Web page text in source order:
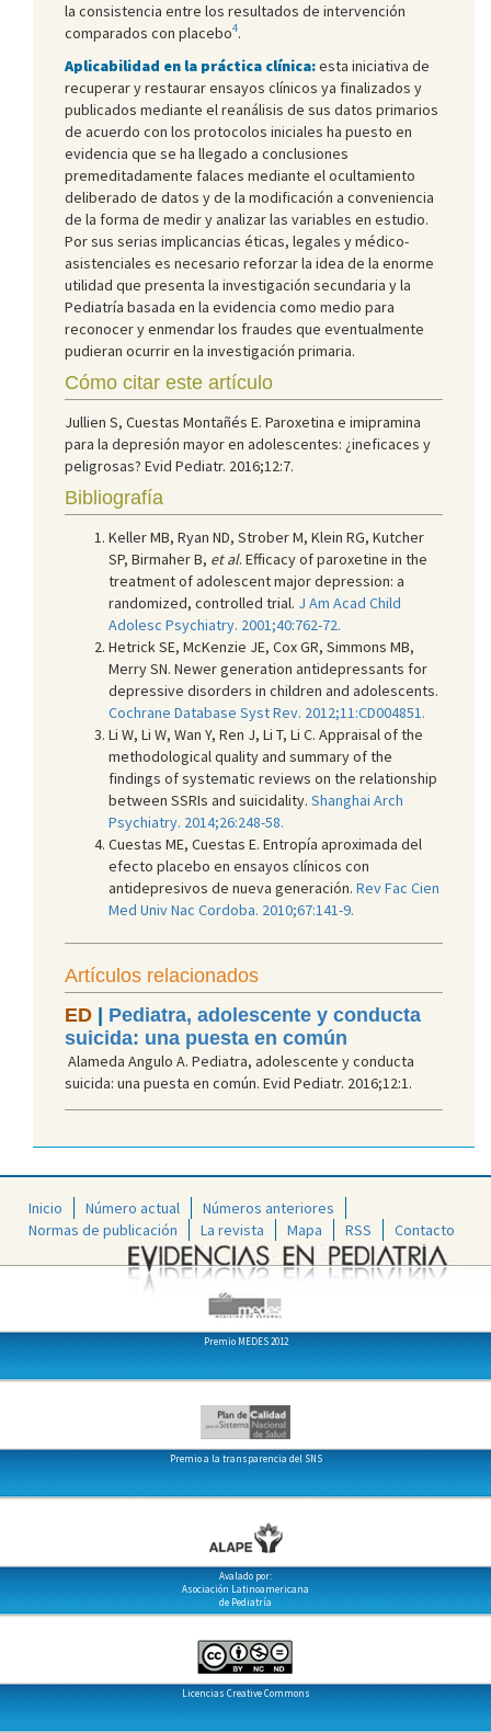
la consistencia entre los resultados de intervención
comparados con placebo4.
Aplicabilidad en la práctica clínica:esta iniciativa de
recuperar y restaurar ensayos clínicos ya finalizados y
publicados mediante el reanálisis de sus datos primarios
de acuerdo con los protocolos iniciales ha puesto en
evidencia que se ha llegado a conclusiones
premeditadamente falaces mediante el ocultamiento
deliberado de datos y de la modificación a conveniencia
de la forma de medir y analizar las variables en estudio.
Por sus serias implicancias éticas, legales y médico-
asistenciales es necesario reforzar la idea de la enorme
utilidad que presenta la investigación secundaria y la
Pediatría basada en la evidencia como medio para
reconocer y enmendar los fraudes que eventualmente
pudieran ocurrir en la investigación primaria.
Cómo citar este artículo
Jullien S, Cuestas Montañés E. Paroxetina e imipramina
para la depresión mayor en adolescentes: ¿ineficaces y
peligrosas? Evid Pediatr. 2016;12:7.
Bibliografía
Keller MB, Ryan ND, Strober M, Klein RG, Kutcher
SP, Birmaher B, et al. Efficacy of paroxetine in the
treatment of adolescent major depression: a
randomized, controlled trial. J Am Acad Child
Adolesc Psychiatry. 2001;40:762-72.
Hetrick SE, McKenzie JE, Cox GR, Simmons MB,
Merry SN. Newer generation antidepressants for
depressive disorders in children and adolescents.
Cochrane Database Syst Rev. 2012;11:CD004851.
Li W, Li W, Wan Y, Ren J, Li T, Li C. Appraisal of the
methodological quality and summary of the
findings of systematic reviews on the relationship
between SSRIs and suicidality. Shanghai Arch
Psychiatry. 2014;26:248-58.
Cuestas ME, Cuestas E. Entropía aproximada del
efecto placebo en ensayos clínicos con
antidepresivos de nueva generación. Rev Fac Cien
Med Univ Nac Cordoba. 2010;67:141-9.
Artículos relacionados
ED | Pediatra, adolescente y conducta
suicida: una puesta en común
Alameda Angulo A. Pediatra, adolescente y conducta
suicida: una puesta en común. Evid Pediatr. 2016;12:1.
Inicio Número actual
Números anteriores
Normas de publicación
La revista Mapa RSS Contacto
Premio MEDES 2012
Premio a la transparencia del SNS
Avalado por:
Asociación Latinoamericana
de Pediatría
Licencias Creative Commons